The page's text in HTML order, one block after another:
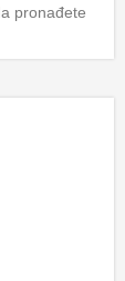
pronađete